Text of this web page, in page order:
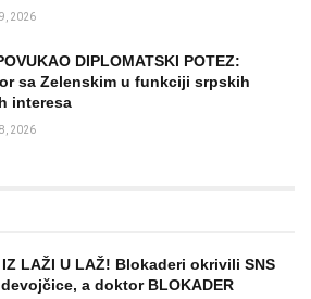
2026
DIPLOMATSKI POTEZ:
sa Zelenskim u funkciji srpskih
interesa
2026
IZ LAŽI U LAŽ! Blokaderi okrivili SNS
a doktor BLOKADER